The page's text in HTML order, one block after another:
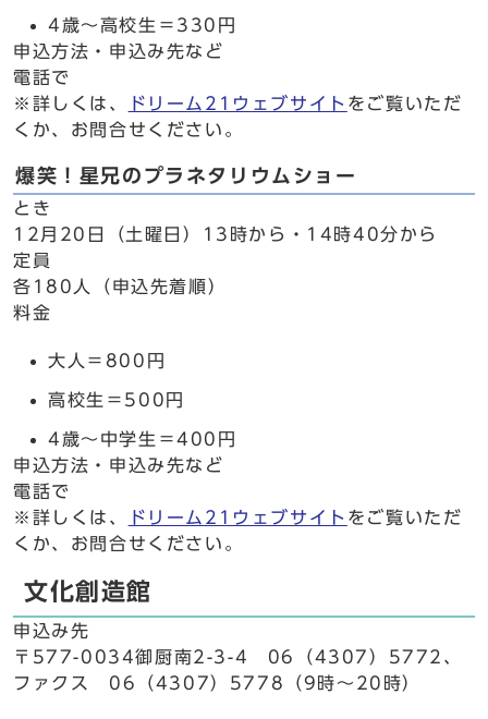
4歳～高校生＝330円
申込方法・申込み先など
電話で
※詳しくは、
ドリーム21ウェブサイト をご覧いただ
くか、お問合せください。
爆笑！星兄のプラネタリウムショー
とき
12月20日（土曜日）13時から・14時40分から
定員
各180人（申込先着順）
料金
大人＝800円
高校生＝500円
4歳～中学生＝400円
申込方法・申込み先など
電話で
※詳しくは、
ドリーム21ウェブサイト をご覧いただ
くか、お問合せください。
文化創造館
申込み先
〒577-0034御厨南2-3-4 06（4307）5772、
ファクス 06（4307）5778（9時～20時）